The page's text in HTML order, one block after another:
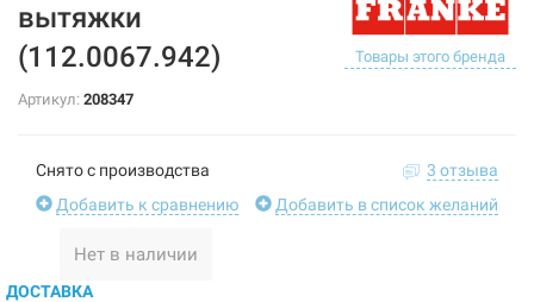
вытяжки
(112.0067.942)
Товары этого бренда
Артикул: 208347
Снято с производства
3 отзыва
Добавить к сравнению
Добавить в список желаний
Нет в наличии
ДОСТАВКА